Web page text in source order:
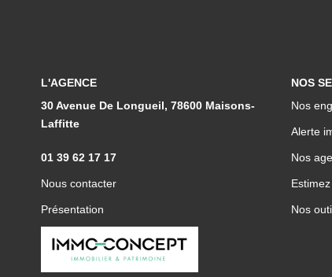
L'AGENCE
30 Avenue De Longueil, 78600 Maisons-
Laffitte
01 39 62 17 17
Nous contacter
Présentation
NOS
Nos
Alerte
Nos
Nos